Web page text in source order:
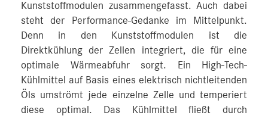
Kunststoffmodulen zusammengefasst. Auch dabei
steht der Performance-Gedanke im Mittelpunkt.
Denn in den Kunststoffmodulen ist die
Direktkühlung der Zellen integriert, die für eine
optimale Wärmeabfuhr sorgt. Ein High-Tech-
Kühlmittel auf Basis eines elektrisch nichtleitenden
Öls umströmt jede einzelne Zelle und temperiert
diese optimal. Das Kühlmittel fließt durch